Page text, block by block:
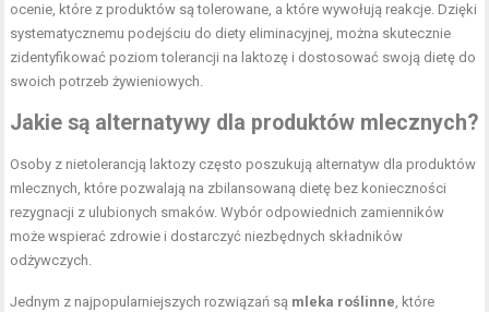
ocenie, które z produktów są tolerowane, a które wywołują reakcje. Dzięki
systematycznemu podejściu do diety eliminacyjnej, można skutecznie
zidentyfikować poziom tolerancji na laktozę i dostosować swoją dietę do
swoich potrzeb żywieniowych.
Jakie są alternatywy dla produktów mlecznych?
Osoby z nietolerancją laktozy często poszukują alternatyw dla produktów
mlecznych, które pozwalają na zbilansowaną dietę bez konieczności
rezygnacji z ulubionych smaków. Wybór odpowiednich zamienników
może wspierać zdrowie i dostarczyć niezbędnych składników
odżywczych.
Jednym z najpopularniejszych rozwiązań są mleka roślinne, które